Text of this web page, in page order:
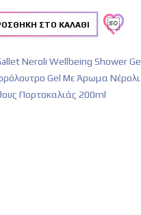
ΣΤΟ ΚΑΛΆΘΙ